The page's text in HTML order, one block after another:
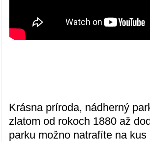
Krásna príroda, nádherný
zlatom od rokoch 1880 až
parku možno natrafíte na kus